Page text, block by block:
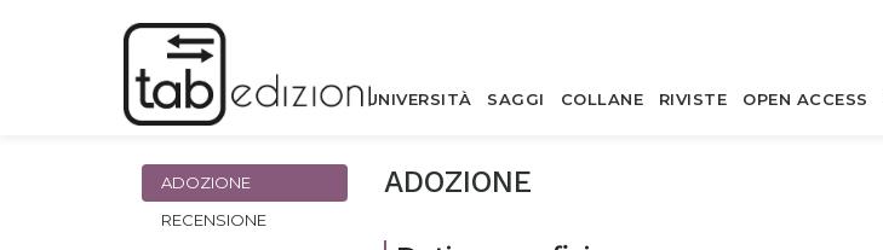
UNIVERSITÀ SAGGI COLLANE RIVISTE OPEN ACCESS
ADOZIONE
RECENSIONE
ADOZIONE